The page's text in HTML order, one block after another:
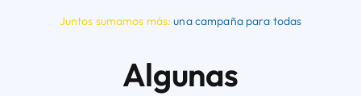
Juntos sumamos más:una campaña para todas
Algunas